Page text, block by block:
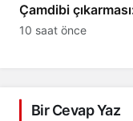
Çamdibi
“Halkımızın içinde,
10 saat önce
Bir Cevap Yaz